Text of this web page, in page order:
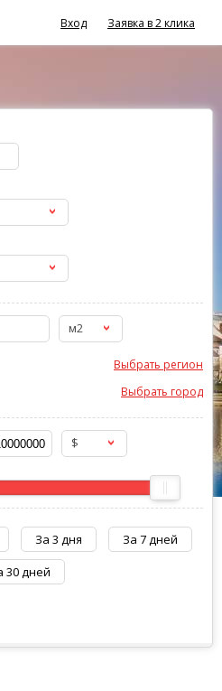
Вход Заявка в 2 клика
м2
Выбрать регион
Выбрать город
$
За 3 дня
За 7 дней
30 дней